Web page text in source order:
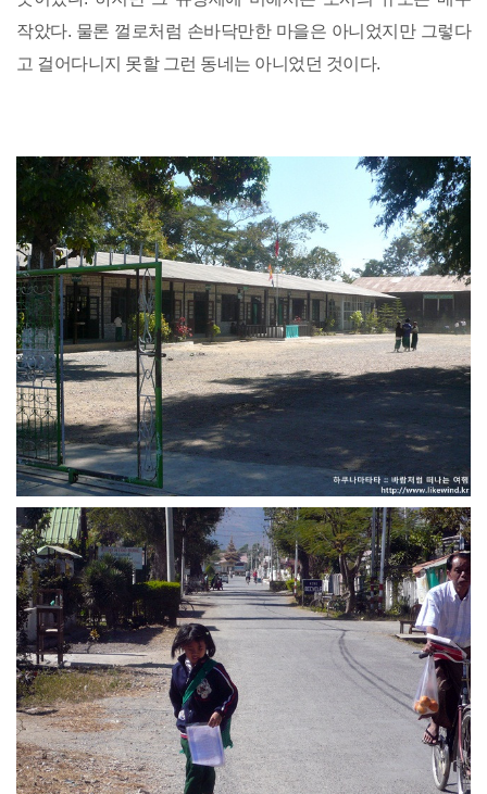
작았다. 물론 껄로처럼 손바닥만한 마을은 아니었지만 그렇다
고 걸어다니지 못할 그런 동네는 아니었던 것이다.